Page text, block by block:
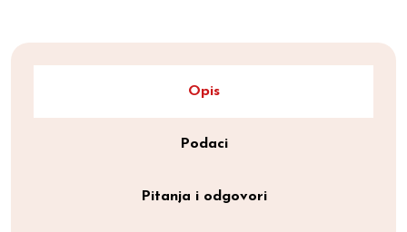
Opis
Podaci
Pitanja i odgovori